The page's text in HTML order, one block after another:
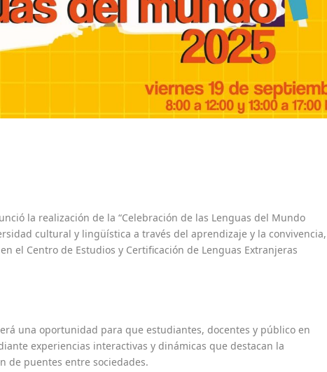
la realización de la “Celebración de las Lenguas del Mundo
cultural y lingüística a través del aprendizaje y la convivencia,
el Centro de Estudios y Certificación de Lenguas Extranjeras
una oportunidad para que estudiantes, docentes y público en
experiencias interactivas y dinámicas que destacan la
de puentes entre sociedades.